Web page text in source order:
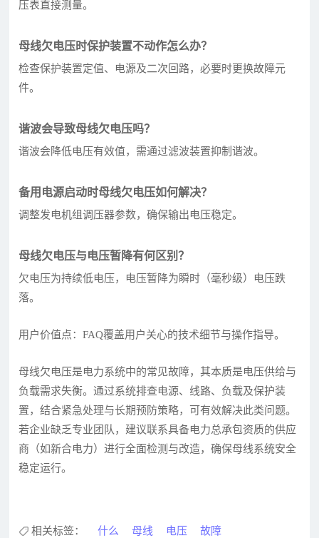
压表直接测量。
母线欠电压时保护装置不动作怎么办？
检查保护装置定值、电源及二次回路，必要时更换故障元
件。
谐波会导致母线欠电压吗？
谐波会降低电压有效值，需通过滤波装置抑制谐波。
备用电源启动时母线欠电压如何解决？
调整发电机组调压器参数，确保输出电压稳定。
母线欠电压与电压暂降有何区别？
欠电压为持续低电压，电压暂降为瞬时（毫秒级）电压跌
落。
用户价值点：FAQ覆盖用户关心的技术细节与操作指导。
母线欠电压是电力系统中的常见故障，其本质是电压供给与
负载需求失衡。通过系统排查电源、线路、负载及保护装
置，结合紧急处理与长期预防策略，可有效解决此类问题。
若企业缺乏专业团队，建议联系具备电力总承包资质的供应
商（如新合电力）进行全面检测与改造，确保母线系统安全
稳定运行。
相关标签： 什么 母线 电压 故障